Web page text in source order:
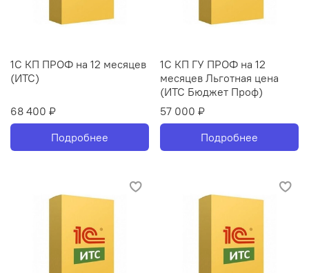
1С КП ПРОФ на 12 месяцев
(ИТС)
68 400 ₽
Подробнее
1С КП ГУ ПРОФ на 12
месяцев Льготная цена
(ИТС Бюджет Проф)
57 000 ₽
Подробнее